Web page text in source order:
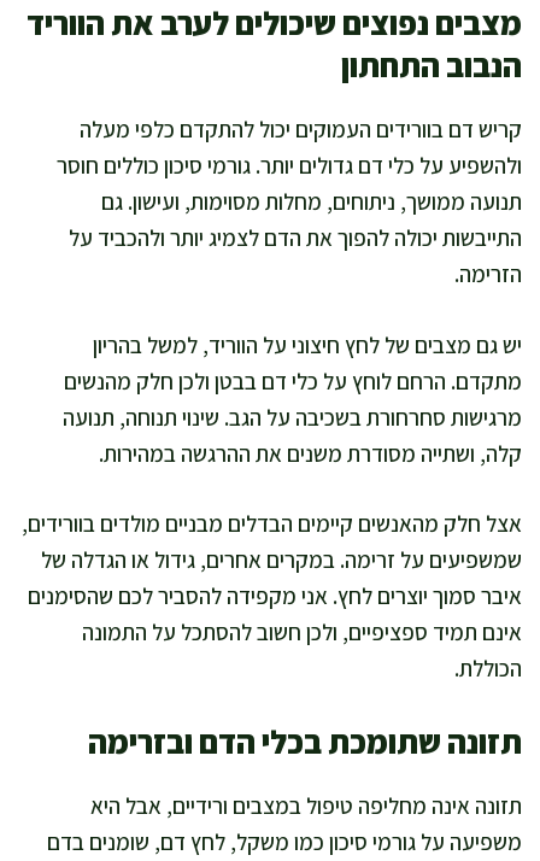
מצבים נפוצים שיכולים לערב את הווריד
הנבוב התחתון
קריש דם בוורידים העמוקים יכול להתקדם כלפי מעלה
ולהשפיע על כלי דם גדולים יותר. גורמי סיכון כוללים חוסר
תנועה ממושך, ניתוחים, מחלות מסוימות, ועישון. גם
התייבשות יכולה להפוך את הדם לצמיג יותר ולהכביד על
הזרימה.
יש גם מצבים של לחץ חיצוני על הווריד, למשל בהריון
מתקדם. הרחם לוחץ על כלי דם בבטן ולכן חלק מהנשים
מרגישות סחרחורת בשכיבה על הגב. שינוי תנוחה, תנועה
קלה, ושתייה מסודרת משנים את ההרגשה במהירות.
אצל חלק מהאנשים קיימים הבדלים מבניים מולדים בוורידים,
שמשפיעים על זרימה. במקרים אחרים, גידול או הגדלה של
איבר סמוך יוצרים לחץ. אני מקפידה להסביר לכם שהסימנים
אינם תמיד ספציפיים, ולכן חשוב להסתכל על התמונה
הכוללת.
תזונה שתומכת בכלי הדם ובזרימה
תזונה אינה מחליפה טיפול במצבים ורידיים, אבל היא
משפיעה על גורמי סיכון כמו משקל, לחץ דם, שומנים בדם